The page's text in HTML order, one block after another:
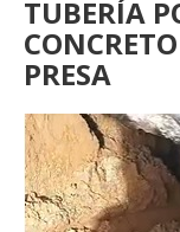
TUBERÍA
PRESA